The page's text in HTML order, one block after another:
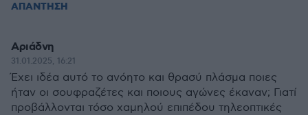
ΑΠΑΝΤΗΣΗ
Αριάδνη
31.01.2025, 16:21
Έχει ιδέα αυτό το ανόητο και θρασύ πλάσμα ποιες
ήταν οι σουφραζέτες και ποιους αγώνες έκαναν; Γιατί
προβάλλονται τόσο χαμηλού επιπέδου τηλεοπτικές